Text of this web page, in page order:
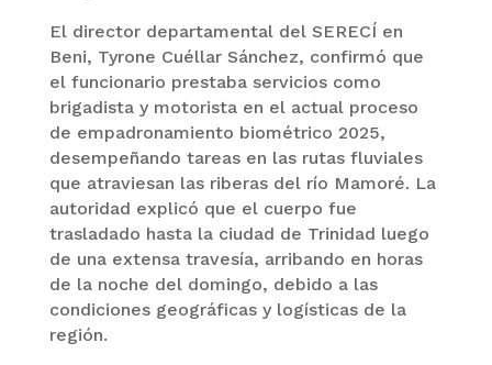
El director departamental del SERECÍ en
Beni, Tyrone Cuéllar Sánchez, confirmó que
el funcionario prestaba servicios como
brigadista y motorista en el actual proceso
de empadronamiento biométrico 2025,
desempeñando tareas en las rutas fluviales
que atraviesan las riberas del río Mamoré. La
autoridad explicó que el cuerpo fue
trasladado hasta la ciudad de Trinidad luego
de una extensa travesía, arribando en horas
de la noche del domingo, debido a las
condiciones geográficas y logísticas de la
región.